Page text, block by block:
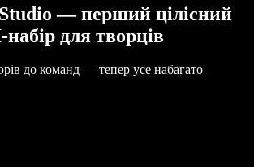
— перший цілісний
набір для творців
до команд — тепер усе набагато